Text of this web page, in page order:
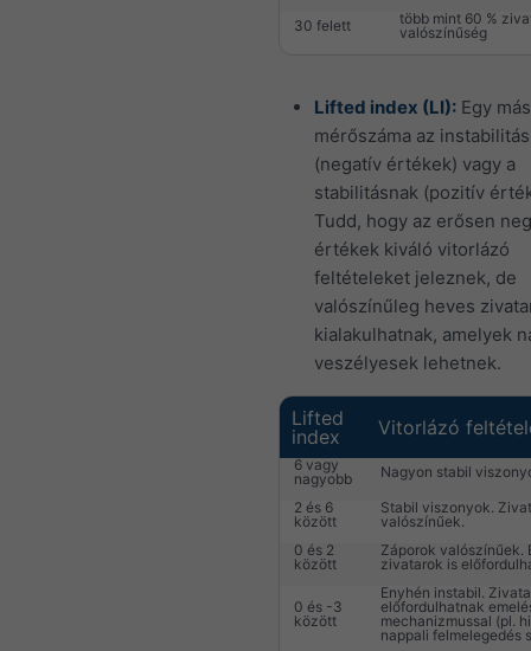
30 felett
több mint 60 %
valószínűség
Lifted index (LI): Egy
mérőszáma az
(negatív értékek) vagy a
stabilitásnak (pozitív
Tudd, hogy az erősen
értékek kiváló vitorlázó
feltételeket jeleznek, de
valószínűleg heves
kialakulhatnak, amelyek
veszélyesek lehetnek.
Lifted
index
Vitorlázó
6 vagy
nagyobb
Nagyon stabil
2 és 6
között
Stabil viszonyok.
valószínűek.
0 és 2
között
Záporok valószínűek.
zivatarok is
0 és -3
között
Enyhén instabil.
előfordulhatnak
mechanizmussal (pl.
nappali felmelegedés